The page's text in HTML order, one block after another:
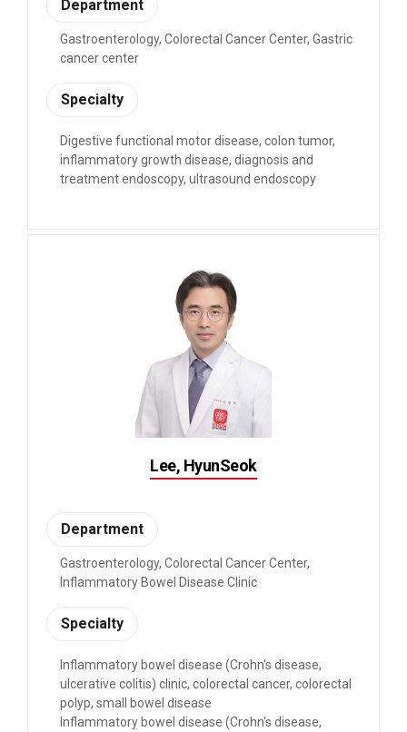
Department
Gastroenterology, Colorectal Cancer Center, Gastric
cancer center
Specialty
Digestive functional motor disease, colon tumor,
inflammatory growth disease, diagnosis and
treatment endoscopy, ultrasound endoscopy
Lee, HyunSeok
Department
Gastroenterology, Colorectal Cancer Center,
Inflammatory Bowel Disease Clinic
Specialty
Inflammatory bowel disease (Crohn's disease,
ulcerative colitis) clinic, colorectal cancer, colorectal
polyp, small bowel disease
Inflammatory bowel disease (Crohn's disease,